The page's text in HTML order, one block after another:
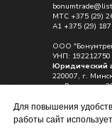
МТС +375 (29)
A1 +375 (29)
ООО
УНП: 192212750
Юридический
220007, г.
ул. Володько ,
Почтовый
223028,
ул. Садовая д.12
Для повышения
работы сайт